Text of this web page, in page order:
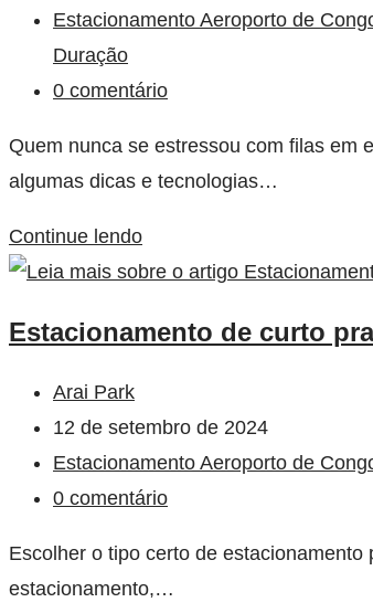
Estacionamento Aeroporto de
Duração
0 comentário
Quem nunca se estressou com filas em
algumas dicas e tecnologias…
Continue lendo
Estacionamento de curto
Arai Park
12 de setembro de 2024
Estacionamento Aeroporto de
0 comentário
Escolher o tipo certo de
estacionamento,…